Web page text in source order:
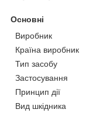
Основні
Виробник
Країна виробник
Тип засобу
Застосування
Принцип дії
Вид шкідника